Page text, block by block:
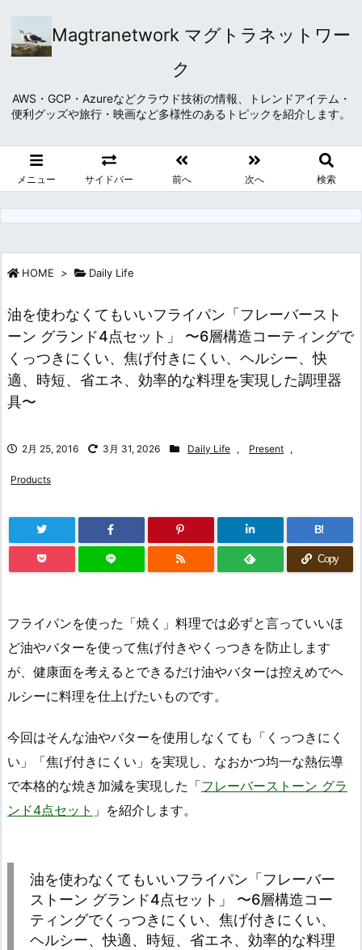
Magtranetwork マグトラネットワー
ク
AWS・GCP・Azureなどクラウド技術の情報、トレンドアイテム・
便利グッズや旅行・映画など多様性のあるトピックを紹介します。
メニュー サイドバー 前へ 次へ 検索
HOME > Daily Life
油を使わなくてもいいフライパン「フレーバースト
ーン グランド4点セット」 〜6層構造コーティングで
くっつきにくい、焦げ付きにくい、ヘルシー、快
適、時短、省エネ、効率的な料理を実現した調理器
具〜
2月 25, 2016 3月 31, 2026 Daily Life , Present ,
Products
B!
Copy
フライパンを使った「焼く」料理では必ずと言っていいほ
ど油やバターを使って焦げ付きやくっつきを防止します
が、健康面を考えるとできるだけ油やバターは控えめでヘ
ルシーに料理を仕上げたいものです。
今回はそんな油やバターを使用しなくても「くっつきにく
い」「焦げ付きにくい」を実現し、なおかつ均一な熱伝導
で本格的な焼き加減を実現した「フレーバーストーン グラ
ンド4点セット 」を紹介します。
油を使わなくてもいいフライパン「フレーバー
ストーン グランド4点セット」 〜6層構造コー
ティングでくっつきにくい、焦げ付きにくい、
ヘルシー、快適、時短、省エネ、効率的な料理